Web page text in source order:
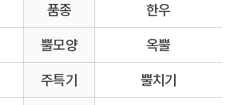
품종 한우
뿔모양 옥뿔
주특기 뿔치기